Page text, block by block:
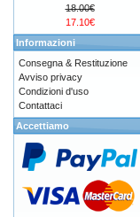
18.00€
17.10€
Informazioni
Consegna & Restituzione
Avviso privacy
Condizioni d'uso
Contattaci
Accettiamo